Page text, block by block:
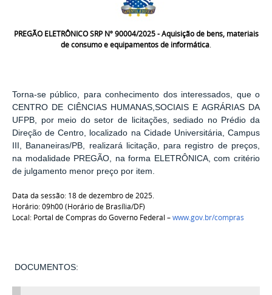
PREGÃO ELETRÔNICO SRP Nº 90004/2025 -Aquisição de bens, materiais
de consumo e equipamentos de informática.
Torna-se público, para conhecimento dos interessados, que o
CENTRO DE CIÊNCIAS HUMANAS,SOCIAIS E AGRÁRIAS DA
UFPB, por meio do setor de licitações, sediado no Prédio da
Direção de Centro, localizado na Cidade Universitária, Campus
III, Bananeiras/PB, realizará licitação, para registro de preços,
na modalidade PREGÃO, na forma ELETRÔNICA, com critério
de julgamento menor preço por item.
Data da sessão: 18 de dezembrode 2025.
Horário: 09h00 (Horário de Brasília/DF)
Local: Portal de Compras do Governo Federal –www.gov.br/compras
DOCUMENTOS: